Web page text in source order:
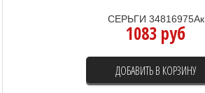
СЕРЬГИ 34816975Ак
1083 руб
ДОБАВИТЬ В КОРЗИНУ